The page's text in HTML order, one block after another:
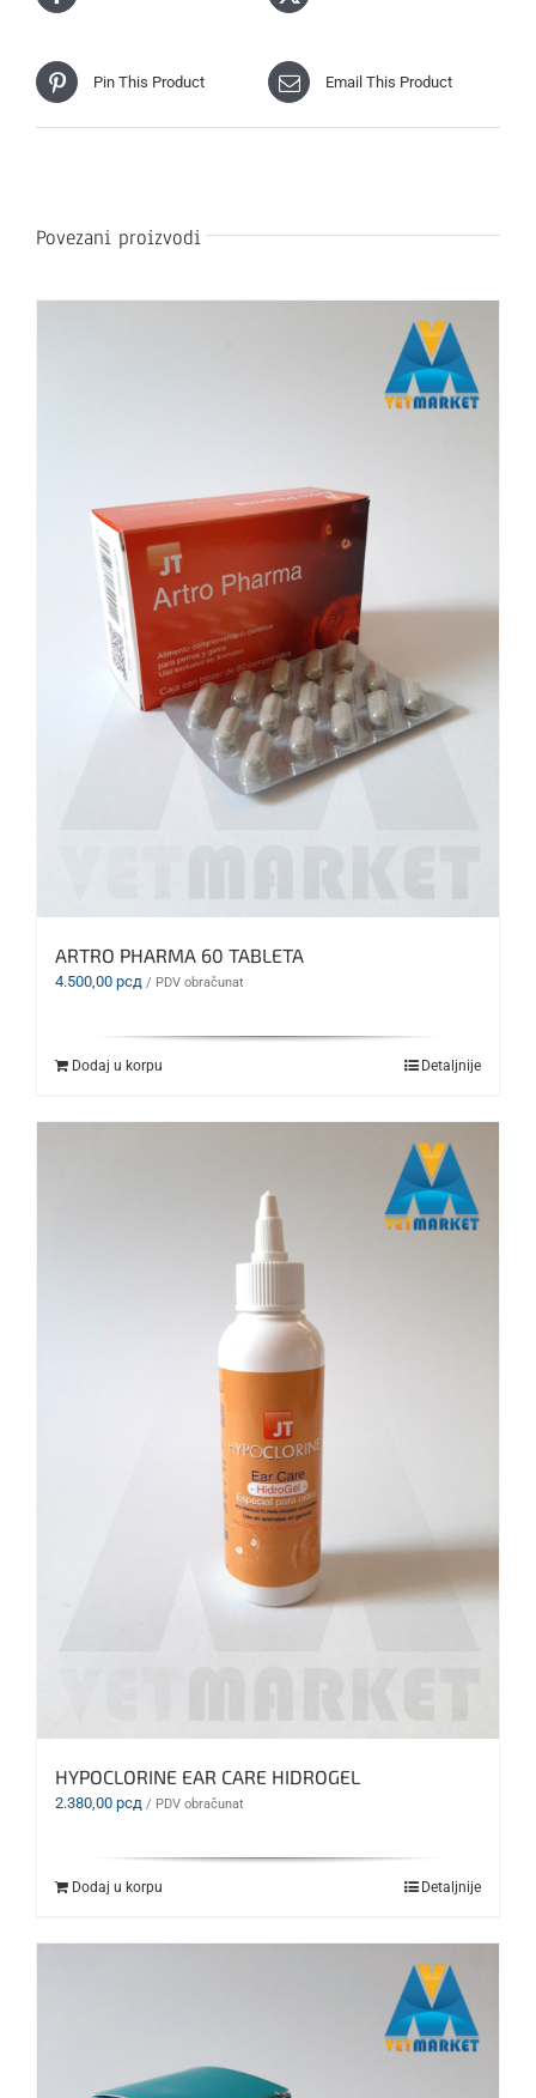
Pin This Product Email This Product
Povezani proizvodi
ARTRO PHARMA 60 TABLETA
4.500,00 рсд / PDV obračunat
Dodaj u korpu Detaljnije
HYPOCLORINE EAR CARE HIDROGEL
2.380,00 рсд / PDV obračunat
Dodaj u korpu Detaljnije